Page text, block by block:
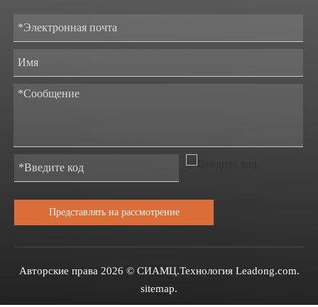
Представлять на рассмотрение
Авторские права 2026 © СИАМЦ.Технология Leadong.com.
sitemap.